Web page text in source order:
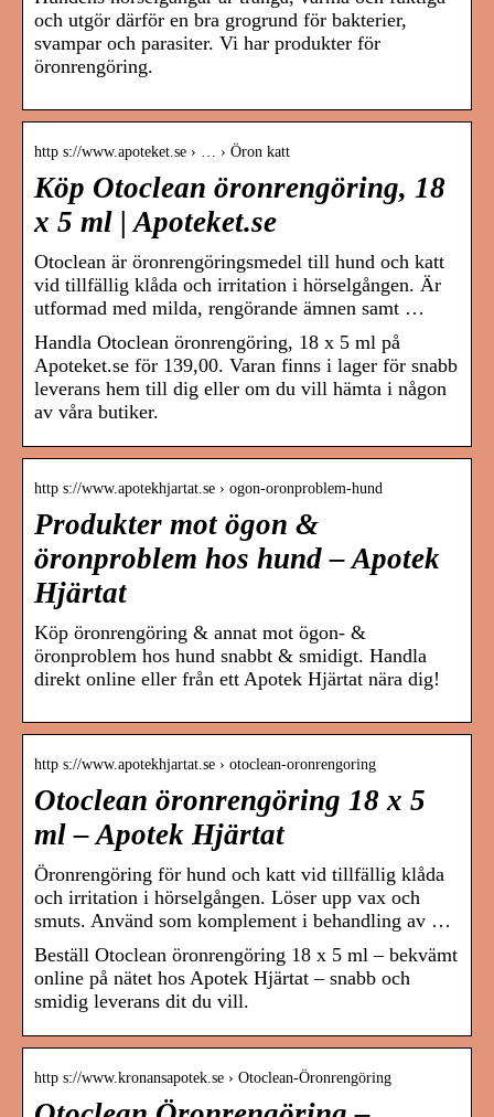
och utgör därför en bra grogrund för bakterier,
svampar och parasiter. Vi har produkter för
öronrengöring.
http s://www.apoteket.se › … › Öron katt
Köp Otoclean öronrengöring, 18
x 5 ml | Apoteket.se
Otoclean är öronrengöringsmedel till hund och katt
vid tillfällig klåda och irritation i hörselgången. Är
utformad med milda, rengörande ämnen samt …
Handla Otoclean öronrengöring, 18 x 5 ml på
Apoteket.se för 139,00. Varan finns i lager för snabb
leverans hem till dig eller om du vill hämta i någon
av våra butiker.
http s://www.apotekhjartat.se › ogon-oronproblem-hund
Produkter mot ögon &
öronproblem hos hund – Apotek
Hjärtat
Köp öronrengöring & annat mot ögon- &
öronproblem hos hund snabbt & smidigt. Handla
direkt online eller från ett Apotek Hjärtat nära dig!
http s://www.apotekhjartat.se › otoclean-oronrengoring
Otoclean öronrengöring 18 x 5
ml – Apotek Hjärtat
Öronrengöring för hund och katt vid tillfällig klåda
och irritation i hörselgången. Löser upp vax och
smuts. Använd som komplement i behandling av …
Beställ Otoclean öronrengöring 18 x 5 ml – bekvämt
online på nätet hos Apotek Hjärtat – snabb och
smidig leverans dit du vill.
http s://www.kronansapotek.se › Otoclean-Öronrengöring